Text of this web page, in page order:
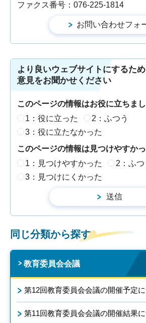
ファクス番号：076-225-1814
より良いウェブサイトにするた
意見をお聞かせください
このページの情報はお役に立ちま
1：役に立った
2：ふつう
3：役に立たなかった
このページの情報は見つけやすか
1：見つけやすかった
2：ふつ
3：見つけにくかった
同じ分類から探す
教育委員会会議
第12回教育委員会会議の開催予定
第11回教育委員会会議の開催結果